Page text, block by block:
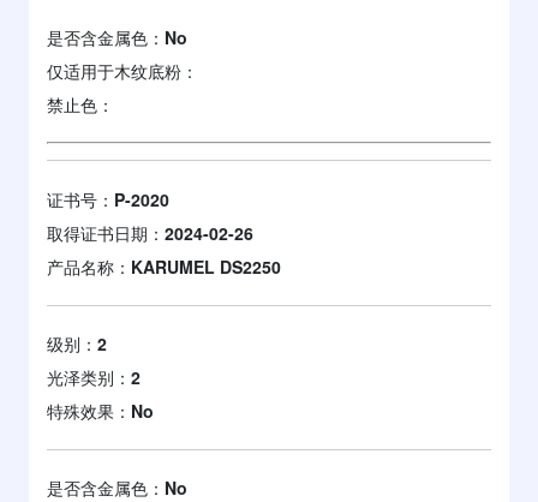
是否含金属色： No
仅适用于木纹底粉：
禁止色：
证书号： P-2020
取得证书日期： 2024-02-26
产品名称： KARUMEL DS2250
级别： 2
光泽类别： 2
特殊效果： No
是否含金属色： No